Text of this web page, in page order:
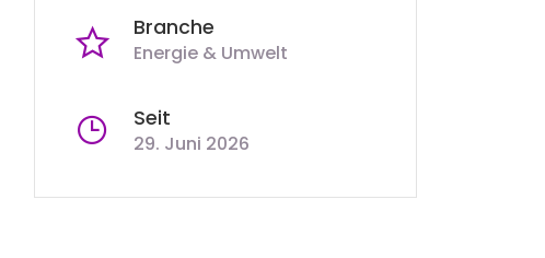
Branche
Energie & Umwelt
Seit
29. Juni 2026